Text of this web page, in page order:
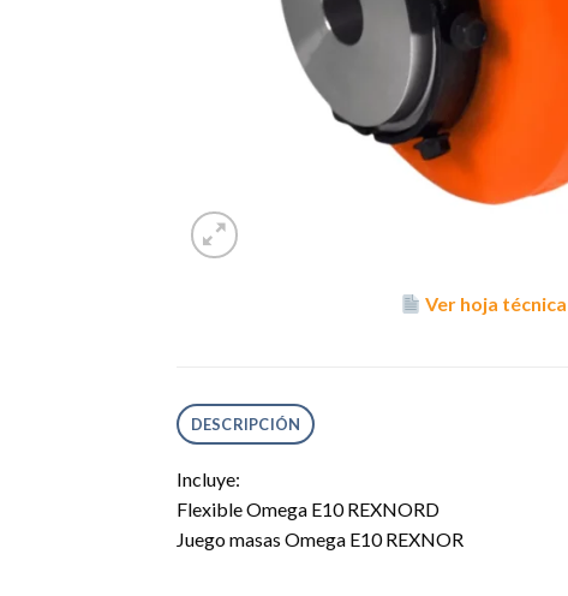
Ver hoja técnica
DESCRIPCIÓN
Incluye:
Flexible Omega E10 REXNORD
Juego masas Omega E10 REXNOR